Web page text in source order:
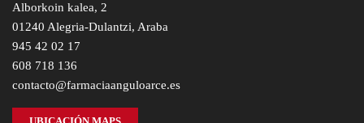
Alborkoin kalea, 2
01240 Alegria-Dulantzi, Araba
945 42 02 17
608 718 136
contacto@farmaciaanguloarce.es